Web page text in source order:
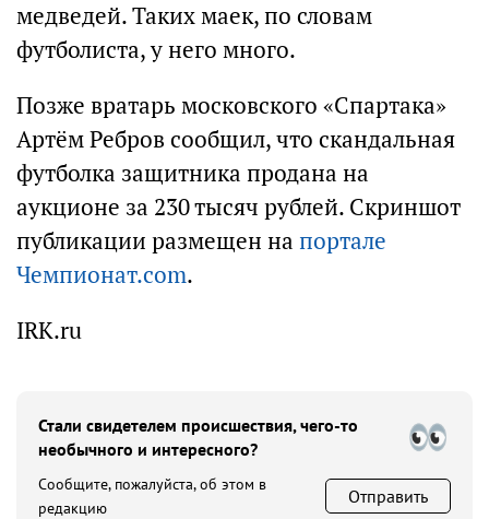
медведей. Таких маек, по словам
футболиста, у него много.
Позже вратарь московского «Спартака»
Артём Ребров сообщил, что скандальная
футболка защитника продана на
аукционе за 230 тысяч рублей. Скриншот
публикации размещен на портале
Чемпионат.com.
IRK.ru
Стали свидетелем происшествия, чего-то
необычного и интересного?
Сообщите, пожалуйста, об этом в
редакцию
Отправить